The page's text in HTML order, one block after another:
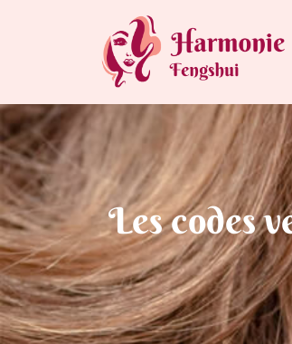
Les codes